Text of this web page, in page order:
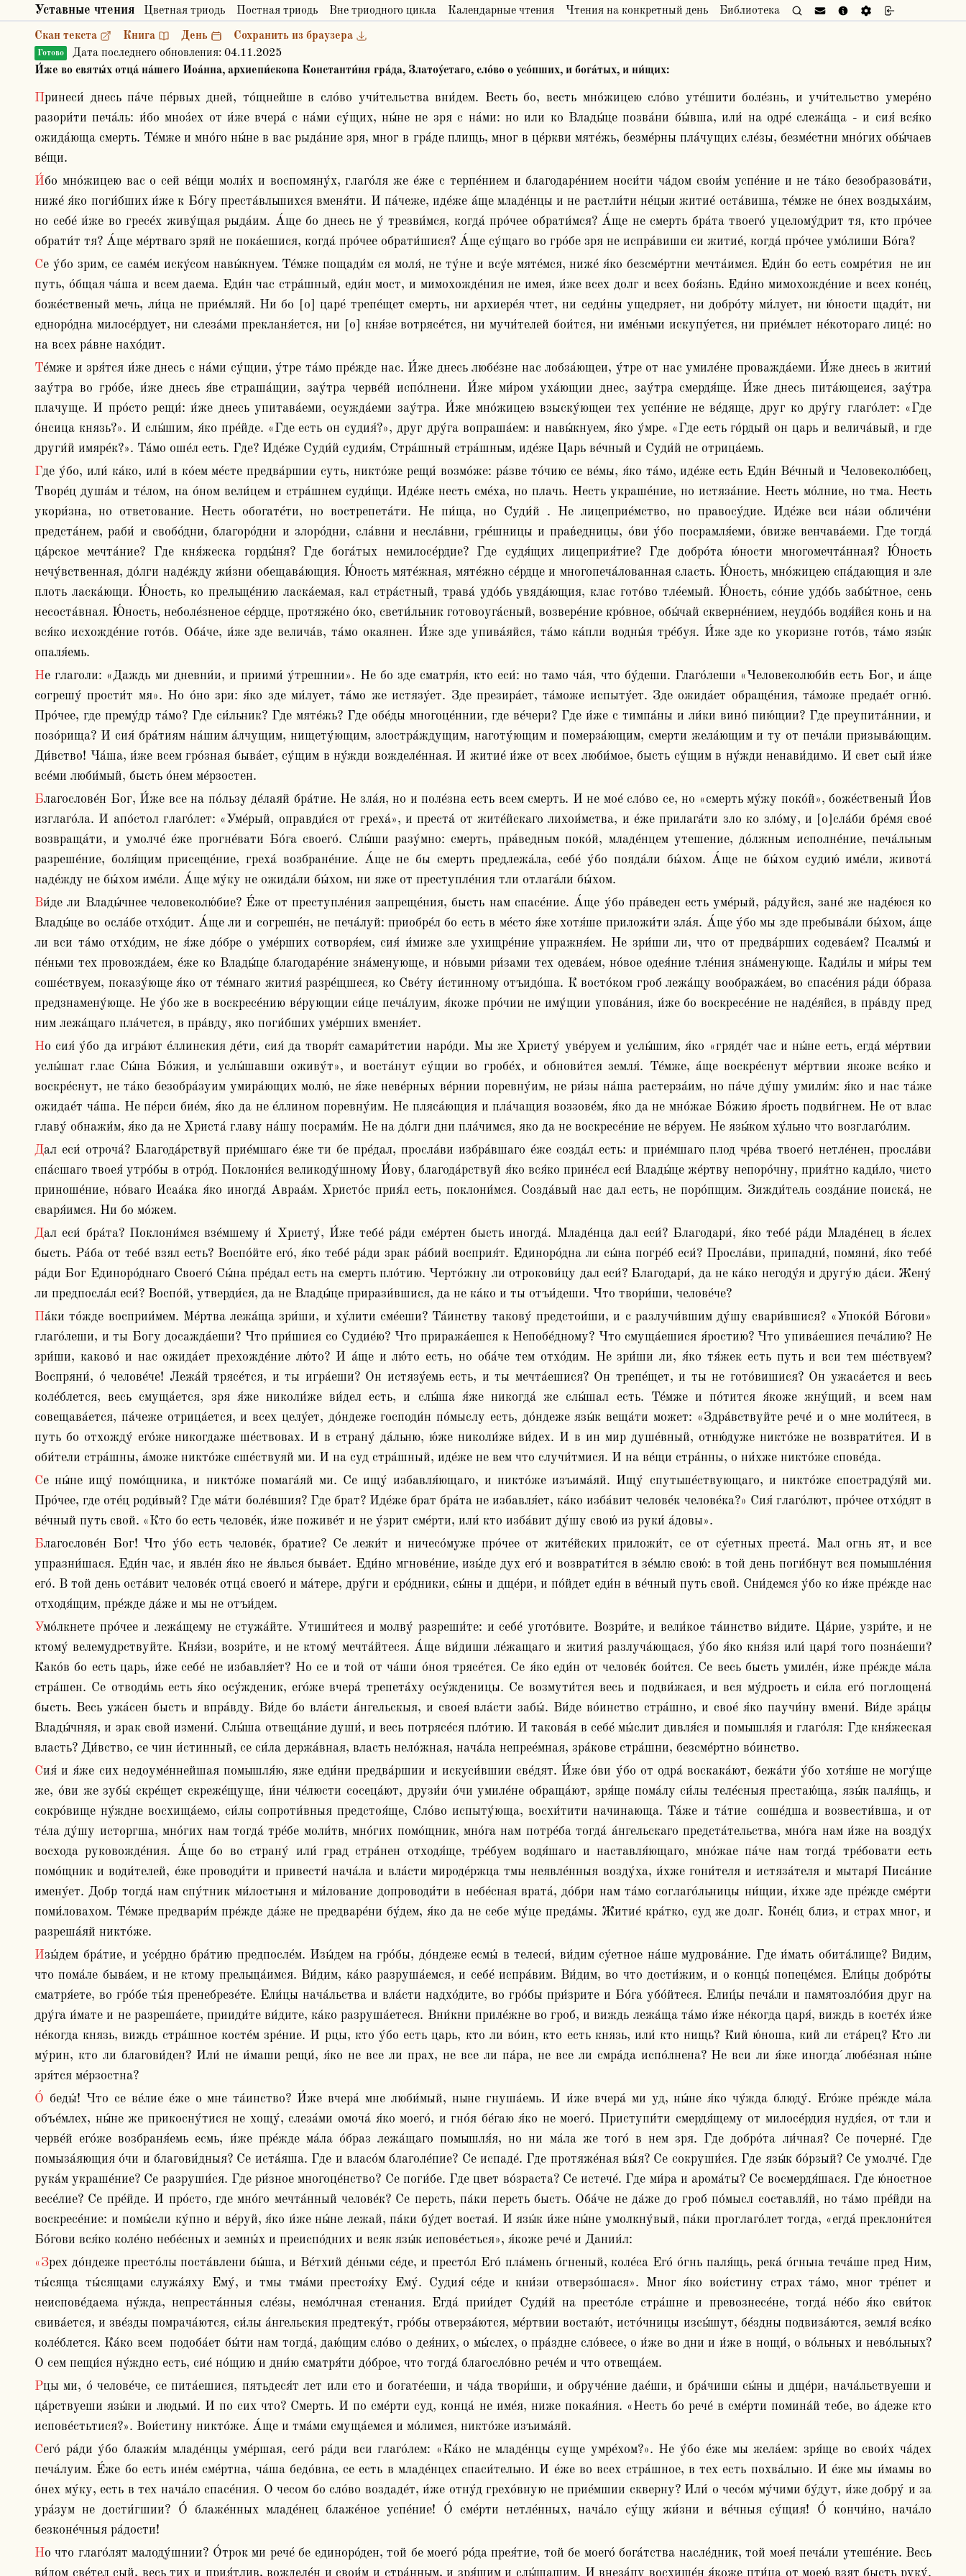
Уставные чтения Цветная триодь Постная триодь Вне триодного цикла Календарные чтения Чтения на конкретный день Библиотека
Скан текста Книга День Сохранить из браузера
Готово Дата последнего обновления: 04.11.2025
И́же во святы́х отца́ на́шего Иоа́нна, архиепи́скопа Константи́ня гра́да, Златоу́стаго, сло́во о усо́пших, и бога́тых, и ни́щих:
Принеси́ днесь па́че пе́рвых дней, то́щнейше в сло́во учи́тельства вни́дем. Весть бо, весть мно́жицею сло́во уте́шити боле́знь, и учи́тельство умере́но
разори́ти печа́ль: и́бо мноз́ех от и́же вчера́ с на́ми су́щих, ны́не не зря с на́ми: но или ко Влады́це позва́ни бы́вша, или́ на одре́ слежа́ща - и сия́ вся́ко
ожида́юща смерть. Те́мже и мно́го ны́не в вас рыда́ние зря, мног в гра́де плищь, мног в це́ркви мяте́жь, безме́рны пла́чущих сле́зы, безме́стни мно́гих обы́чаев
ве́щи.
И́бо мно́жицею вас о сей ве́щи моли́х и воспомяну́х, глаго́ля же е́же с терпе́нием и благодаре́нием носи́ти ча́дом свои́м успе́ние и не та́ко безобразова́ти,
ниже́ я́ко поги́бших и́же к Бо́гу преста́вльшихся вменя́ти. И па́чеже, иде́же а́ще младе́нцы и не растли́ти не́цыи житие́ оста́виша, те́мже не о́нех воздыха́им,
но себе́ и́же во гресе́х живу́щая рыда́им. А́ще бо днесь не у́ трезви́мся, когда́ про́чее обрати́мся? А́ще не смерть бра́та твоего́ уцелому́дрит тя, кто про́чее
обрати́т тя? А́ще ме́ртваго зряй не пока́ешися, когда́ про́чее обрати́шися? А́ще су́щаго во гро́бе зря не испра́виши си житие́, когда́ про́чее умо́лиши Бо́га?
Се у́бо зрим, се саме́м иску́сом навы́кнуем. Те́мже пощади́м ся моля́, не ту́не и всу́е мяте́мся, ниже́ я́ко безсме́ртни мечта́имся. Еди́н бо есть сомре́тия  не ин
путь, о́бщая ча́ша и всем даема. Еди́н час стра́шный, еди́н мост, и мимохожде́ния не имея, и́же всех долг и всех боя́знь. Еди́но мимохожде́ние и всех коне́ц,
боже́ственый мечь, ли́ца не прие́мляй. Ни бо [о] царе́ трепе́щет смерть, ни архиере́я чтет, ни седи́ны ущедряет, ни добро́ту ми́лует, ни ю́ности щади́т, ни
едноро́дна милосе́рдует, ни слеза́ми прекланя́ется, ни [о] кня́зе вотрясе́тся, ни мучи́телей бои́тся, ни име́ньми искупу́ется, ни прие́млет не́котораго лице́: но
на всех ра́вне нахо́дит.
Те́мже и зря́тся и́же днесь с на́ми су́щии, у́тре та́мо пре́жде нас. И́же днесь любе́зне нас лобза́ющеи, у́тре от нас умиле́не проважда́еми. И́же днесь в житии́
зау́тра во гро́бе, и́же днесь я́ве страша́щии, зау́тра черве́й испо́лнени. И́же ми́ром уха́ющии днес, зау́тра смердя́ще. И́же днесь пита́ющеися, зау́тра
плачуще. И про́сто рещи́: и́же днесь упитава́еми, осужда́еми зау́тра. И́же мно́жицею взыску́ющеи тех успе́ние не ве́дяще, друг ко дру́гу глаго́лет: «Где
о́нсица князь?». И слы́шим, я́ко пре́йде. «Где есть он судия́?», друг дру́га вопраша́ем: и навы́кнуем, я́ко у́мре. «Где есть го́рдый он царь и велича́вый, и где
други́й имяре́к?». Та́мо оше́л есть. Где? Иде́же Cуди́й судия́м, Стра́шный стра́шным, иде́же Царь ве́чный и Суди́й не отрица́емь.
Где у́бо, или́ ка́ко, или́ в ко́ем ме́сте предва́ршии суть, никто́же рещи́ возмо́же: ра́зве то́чию се ве́мы, я́ко та́мо, иде́же есть Еди́н Ве́чный и Человеколю́бец,
Творе́ц душа́м и те́лом, на о́ном вели́цем и стра́шнем суди́щи. Иде́же несть сме́ха, но плачь. Несть украше́ние, но истяза́ние. Несть мо́лние, но тма. Несть
укори́зна, но ответование. Несть обогате́ти, но вострепета́ти. Не пи́ща, но Суди́й . Не лицеприе́мство, но правосу́дие. Иде́же вси на́зи обличе́ни
предста́нем, раби́ и свобо́дни, благоро́дни и злоро́дни, сла́вни и несла́вни, гре́шницы и прав́едницы, о́ви у́бо посрамля́еми, о́виже венчава́еми. Где тогда́
ца́рское мечта́ние? Где кня́жеска горды́ня? Где бога́тых немилосе́рдие? Где судя́щих лицеприя́тие? Где добро́та ю́ности многомечта́нная? Ю́ность
нечу́вственная, до́лги наде́жду жи́зни обещава́ющия. Ю́ность мяте́жная, мяте́жно се́рдце и многопеча́лованная сласть. Ю́ность, мно́жицею спа́дающия и зле
плоть ласка́ющи. Ю́ность, ко прельще́нию ласка́емая, кал стра́стный, трава́ удо́бь увяда́ющия, клас гото́во тле́емый. Ю́ность, со́ние удо́бь забы́тное, сень
несоста́вная. Ю́ность, неболе́зненое се́рдце, протяже́но о́ко, свети́льник готовоуга́сный, возвере́ние кро́вное, обы́чай скверне́нием, неудо́бь водя́йся конь и на
вся́ко исхожде́ние гото́в. Оба́че, и́же зде велича́в, та́мо окаянен. И́же зде упива́яйся, та́мо ка́пли водны́я тре́буя. И́же зде ко укоризне гото́в, та́мо язы́к
опаля́емь.
Не глаголи: «Даждь ми дневни́и, и приими́ у́трешнии». Не бо зде сматря́я, кто еси́: но тамо ча́я, что бу́деши. Глаго́леши «Человеколюби́в есть Бог, и а́ще
согрешу́ прости́т мя». Но о́но зри: я́ко зде ми́лует, та́мо же истязу́ет. Зде презира́ет, та́може испыту́ет. Зде ожида́ет обраще́ния, та́може предае́т огню́.
Про́чее, где прему́др та́мо? Где си́льник? Где мяте́жь? Где обе́ды многоце́ннии, где ве́чери? Где и́же с тимпа́ны и ли́ки вино́ пию́щии? Где преупита́ннии, и
позо́рища? И сия́ бра́тиям на́шим а́лчущим, нищету́ющим, злостра́ждущим, наготу́ющим и померза́ющим, смерти жела́ющим и ту от печа́ли призыва́ющим.
Ди́вство! Ча́ша, и́же всем гро́зная быва́ет, су́щим в ну́жди вожделе́нная. И житие́ и́же от всех люби́мое, бысть су́щим в ну́жди ненави́димо. И свет сый и́же
все́ми люби́мый, бысть о́нем ме́рзостен.
Благослове́н Бог, И́же все на по́льзу де́лаяй бра́тие. Не зла́я, но и поле́зна есть всем смерть. И не мое́ сло́во се, но «смерть му́жу поко́й», боже́ственый И́ов
изглаго́ла. И апо́стол глаго́лет: «Уме́рый, оправди́ся от греха́», и преста́ от жите́йскаго лихои́мства, и е́же прилага́ти зло ко зло́му, и [о]сла́би бре́мя свое́
возвраща́ти, и умолче́ е́же прогне́вати Бо́га своего́. Слы́ши разу́мно: смерть, пра́ведным поко́й, младе́нцем утешение, до́лжным исполне́ние, печа́льным
разреше́ние, боля́щим присеще́ние, греха́ возбране́ние. А́ще не бы смерть предлежа́ла, себе́ у́бо пояда́ли бы́хом. А́ще не бы́хом судию́ име́ли, живота́
наде́жду не бы́хом име́ли. А́ще му́ку не ожида́ли бы́хом, ни яже от преступле́ния тли отлага́ли бы́хом.
Ви́де ли Влады́чнее человеколю́бие? Е́же от преступле́ния запреще́ния, бысть нам спасе́ние. А́ще у́бо пра́веден есть уме́рый, ра́дуйся, зане́ же наде́юся ко
Влады́це во осла́бе отхо́дит. А́ще ли и согреше́н, не печа́луй: приобре́л бо есть в ме́сто я́же хотя́ше приложи́ти зла́я. А́ще у́бо мы зде пребыва́ли бы́хом, а́ще
ли вси та́мо отхо́дим, не я́же до́бре о уме́рших сотворя́ем, сия́ и́миже зле ухищре́ние упражня́ем. Не зри́ши ли, что от предва́рших содева́ем? Псалмы́ и
пе́ньми тех провожда́ем, е́же ко Влады́це благодаре́ние зна́менующе, и но́выми ри́зами тех одева́ем, но́вое одея́ние тле́ния зна́менующе. Кади́лы и ми́ры тем
соше́ствуем, показу́юще я́ко от те́мнаго жития́ разре́щшеся, ко Све́ту и́стинному отъидо́ша. К восто́ком гроб лежа́щу вообража́ем, во спасе́ния ра́ди о́браза
предзнамену́юще. Не у́бо же в воскресе́нию ве́рующии си́це печа́луим, я́коже про́чии не иму́щии упова́ния, и́же бо воскресе́ние не наде́яйся, в пра́вду пред
ним лежа́щаго пла́чется, в пра́вду, яко поги́бших уме́рших вменя́ет.
Но сия́ у́бо да игра́ют е́ллинския де́ти, сия́ да творя́т самари́тстии наро́ди. Мы же Христу́ уве́руем и услы́шим, я́ко «гряде́т час и ны́не есть, егда́ ме́ртвии
услы́шат глас Сы́на Бо́жия, и услы́шавши оживу́т», и воста́нут су́щии во гробе́х, и обнови́тся земля́. Те́мже, а́ще воскре́снут ме́ртвии якоже вся́ко и
воскре́снут, не та́ко безобра́зуим умира́ющих молю́, не я́же неве́рных ве́рнии поревну́им, не ри́зы на́ша растерза́им, но па́че ду́шу умили́м: я́ко и нас та́же
ожидае́т ча́ша. Не пе́рси бие́м, я́ко да не е́ллином поревну́им. Не пляса́ющия и пла́чащия воззове́м, я́ко да не мно́жае Бо́жию я́рость подви́гнем. Не от влас
главу́ обнажи́м, я́ко да не Христа́ главу на́шу посрами́м. Не на до́лги дни пла́чимся, яко да не воскресе́ние не ве́руем. Не язы́ком ху́льно что возглаго́лим.
Дал еси́ отроча́? Благода́рствуй прие́мшаго е́же ти бе пре́дал, просла́ви избра́вшаго е́же созда́л есть: и прие́мшаго плод чре́ва твоего́ нетле́нен, просла́ви
спа́сшаго твоея́ утро́бы в отро́д. Поклони́ся великоду́шному И́ову, благода́рствуй я́ко вся́ко прине́сл еси́ Влады́це же́ртву непоро́чну, прия́тно кади́ло, чисто
приноше́ние, но́ваго Исаа́ка я́ко иногда́ Авраа́м. Христо́с прия́л есть, поклони́мся. Созда́вый нас дал есть, не поро́пщим. Зижди́тель созда́ние поиска́, не
сваря́имся. Ни бо мо́жем.
Дал еси́ бра́та? Поклони́мся взе́мшему и́ Христу́, И́же тебе́ ра́ди сме́ртен бысть иногда́. Младе́нца дал еси́? Благодари́, я́ко тебе́ ра́ди Младе́нец в я́слех
бысть. Ра́ба от тебе́ взял есть? Воспо́йте его́, я́ко тебе́ ра́ди зрак ра́бий восприя́т. Единоро́дна ли сы́на погре́б еси́? Просла́ви, припадни́, помяни́, я́ко тебе́
ра́ди Бог Единоро́днаго Своего́ Сы́на пре́дал есть на смерть пло́тию. Черто́жну ли отрокови́цу дал еси́? Благодари́, да не ка́ко негоду́я и другу́ю да́си. Жену́
ли предпосла́л еси́? Воспо́й, утверди́ся, да не Влады́це прирази́вшися, да не ка́ко и ты отъи́деши. Что твори́ши, челове́че?
Па́ки то́жде восприи́мем. Ме́ртва лежа́ща зри́ши, и ху́лити сме́еши? Та́инству такову́ предстои́ши, и с разлучи́вшим ду́шу свари́вшися? «Упоко́й Бо́гови»
глаго́леши, и ты Богу досажда́еши? Что при́шися со Судие́ю? Что приража́ешся к Непобе́дному? Что смуща́ешися я́ростию? Что упива́ешися печа́лию? Не
зри́ши, каково́ и нас ожида́ет прехожде́ние лю́то? И а́ще и лю́то есть, но оба́че тем отхо́дим. Не зри́ши ли, я́ко тя́жек есть путь и вси тем ше́ствуем?
Воспряни́, о́ челове́че! Лежа́й трясе́тся, и ты игра́еши? Он истязу́емь есть, и ты мечта́ешися? Он трепе́щет, и ты не гото́вишися? Он ужаса́ется и весь
коле́блется, весь смуща́ется, зря я́же николи́же ви́дел есть, и слы́ша я́же никогда́ же слы́шал есть. Те́мже и по́тится я́коже жну́щий, и всем нам
совещава́ется, па́чеже отрица́ется, и всех целу́ет, до́ндеже господи́н по́мыслу есть, до́ндеже язы́к веща́ти может: «Здра́вствуйте рече́ и о мне моли́теся, в
путь бо отхожду́ его́же никогдаже ше́ствовах. И в страну́ да́льню, ю́же николи́же ви́дех. И в ин мир душе́вный, отню́дуже никто́же не возврати́тся. И в
оби́тели стра́шны, а́може никто́же сше́ствуяй ми. И на суд стра́шный, иде́же не вем что случи́тмися. И на ве́щи стра́нны, о ни́хже никто́же спове́да.
Се ны́не ищу́ помо́щника, и никто́же помага́яй ми. Се ищу́ избавля́ющаго, и никто́же изъима́яй. Ищу́ спутьше́ствующаго, и никто́же спостраду́яй ми.
Про́чее, где оте́ц роди́вый? Где ма́ти боле́вшия? Где брат? Иде́же брат бра́та не избавля́ет, ка́ко изба́вит челове́к челове́ка?» Сия́ глаго́лют, про́чее отхо́дят в
ве́чный путь свой. «Кто бо есть челове́к, и́же поживе́т и не у́зрит сме́рти, или́ кто изба́вит ду́шу свою́ из руки́ а́довы».
Благослове́н Бог! Что у́бо есть челове́к, братие? Се лежи́т и ничесо́муже про́чее от жите́йских приложи́т, се от су́етных преста́. Мал огнь ят, и все
упразни́шася. Еди́н час, и явле́н я́ко не я́влься быва́ет. Еди́но мгнове́ние, изы́де дух его́ и возврати́тся в зе́млю свою́: в той день поги́бнут вся помышле́ния
его́. В той день оста́вит челове́к отца́ своего́ и ма́тере, дру́ги и сро́дники, сы́ны и дще́ри, и по́йдет еди́н в ве́чный путь свой. Сни́демся у́бо ко и́же пре́жде нас
отходя́щим, пре́жде да́же и мы не отъи́дем.
Умо́лкнете про́чее и лежа́щему не стужа́йте. Утиши́теся и молву́ разреши́те: и себе́ угото́вите. Возри́те, и вели́кое та́инство ви́дите. Ца́рие, узри́те, и не
ктому́ велемудрствуйте. Кня́зи, возри́те, и не ктому́ мечта́йтеся. А́ще ви́диши ле́жащаго и жития́ разлуча́ющася, у́бо я́ко кня́зя или́ царя́ того позна́еши?
Како́в бо есть царь, и́же себе́ не избавля́ет? Но се и той от ча́ши о́ноя трясе́тся. Се я́ко еди́н от челове́к бои́тся. Се весь бысть умиле́н, и́же пре́жде ма́ла
стра́шен. Се отводи́мь есть я́ко осу́жденик, его́же вчера́ трепета́ху осу́жденицы. Се возмути́тся весь и подви́жася, и вся му́дрость и си́ла его́ поглощена́
бысть. Весь ужа́сен бысть и впра́вду. Ви́де бо вла́сти а́нгельскыя, и своея́ вла́сти забы́. Ви́де во́инство стра́шно, и свое́ я́ко паучи́ну вмени́. Ви́де зра́цы
Влады́чняя, и зрак свой измени́. Слы́ша отвеща́ние души́, и весь потрясе́ся пло́тию. И такова́я в себе́ мы́слит дивля́ся и помышля́я и глаго́ля: Где кня́жеская
власть? Ди́вство, се чин и́стинный, се си́ла держа́вная, власть нело́жная, нача́ла непрее́мная, зра́кове стра́шни, безсме́ртно во́инство.
Сия́ и я́же сих недоуме́ннейшая помышля́ю, яже еди́ни предва́ршии и искуси́вшии све́дят. И́же о́ви у́бо от одра́ воскака́ют, бежа́ти у́бо хотя́ше не могу́ще
же, о́ви же зубы́ скре́щет скреже́щуще, и́ни че́люсти сосеца́ют, друзи́и о́чи умиле́не обраща́ют, зря́ще пома́лу си́лы теле́сныя престаю́ща, язы́к паля́щь, и
сокро́вище ну́ждне восхища́емо, си́лы сопроти́вныя предстоя́ще, Сло́во испыту́юща, восхи́тити начинающа. Та́же и та́тие  соше́дша и возвести́вша, и от
те́ла ду́шу исторгша, мно́гих нам тогда́ тре́бе моли́тв, мно́гих помо́щник, мно́га нам потре́ба тогда́ а́нгельскаго предста́тельства, мно́га нам и́же на возду́х
восхода руковожде́ния. А́ще бо во страну́ или́ град стра́нен отходя́ще, тре́буем водя́шаго и наставля́ющаго, мно́жае па́че нам тогда́ тре́бовати есть
помо́щник и води́телей, е́же проводи́ти и привести́ нача́ла и вла́сти мироде́ржца тмы неявле́нныя возду́ха, и́хже гони́теля и истяза́теля и мытаря́ Писа́ние
имену́ет. Добр тогда́ нам спу́тник ми́лостыня и ми́лование допроводи́ти в небе́сная врата́, до́бри нам та́мо соглаго́льницы ни́щии, и́хже зде пре́жде сме́рти
поми́ловахом. Те́мже предвари́м пре́жде да́же не предваре́ни бу́дем, я́ко да не себе му́це преда́мы. Житие́ кра́тко, суд же долг. Коне́ц близ, и страх мног, и
разреша́яй никто́же.
Изы́дем бра́тие, и усе́рдно бра́тию предпосле́м. Изы́дем на гро́бы, до́ндеже есмы́ в телеси́, ви́дим су́етное на́ше мудрова́ние. Где и́мать обита́лище? Видим,
что пома́ле быва́ем, и не ктому прельща́имся. Ви́дим, ка́ко разруша́емся, и себе́ испра́вим. Ви́дим, во что дости́жим, и о концы́ попеце́мся. Ели́цы добро́ты
сматря́ете, во гро́бе ты́я пренебрезе́те. Ели́цы нача́льства и вла́сти надхо́дите, во гро́бы при́зрите и Бо́га убо́йтеся. Елиц́ы печа́ли и памятозло́бия друг на
дру́га и́мате и не разреша́ете, прииди́те ви́дите, ка́ко разруша́етеся. Вни́кни приле́жне во гроб, и виждь лежа́ща та́мо и́же не́когда царя́, виждь в косте́х и́же
не́когда князь, виждь стра́шное косте́м зре́ние. И рцы, кто у́бо есть царь, кто ли во́ин, кто есть князь, или́ кто нищь? Кий ю́ноша, кий ли ста́рец? Кто ли
му́рин, кто ли благови́ден? Или́ не и́маши рещи́, я́ко не все ли прах, не все ли па́ра, не все ли смра́да испо́лнена? Не вси ли я́же иногда ́любе́зная ны́не
зря́тся ме́рзостна?
О́ беды́! Что се ве́лие е́же о мне та́инство? И́же вчера́ мне люби́мый, ныне гнуша́емь. И и́же вчера́ ми уд, ны́не я́ко чу́жда блюду́. Его́же пре́жде ма́ла
объе́млех, ны́не же прикосну́тися не хощу́, слеза́ми омоча́ я́ко моего́, и гно́я бе́гаю я́ко не моего́. Приступи́ти смердя́щему от милосе́рдия нудя́ся, от тли и
черве́й его́же возбраня́емь есмь, и́же пре́жде ма́ла о́браз лежа́щаго помышля́я, но ни ма́ла же того́ в нем зря. Где добро́та ли́чная? Се почерне́. Где
помыза́яющия о́чи и благови́дныя? Се иста́яша. Где и власо́м благоле́пие? Се испаде́. Где протяже́ная вы́я? Се сокруши́ся. Где язы́к бо́рзый? Се умолче́. Где
рука́м украше́ние? Се разруши́ся. Где ри́зное многоце́нство? Се поги́бе. Где цвет во́зраста? Се истече́. Где ми́ра и арома́ты? Се восмердя́шася. Где ю́ностное
весе́лие? Се пре́йде. И про́сто, где мно́го мечта́нный челове́к? Се персть, па́ки персть бысть. Оба́че не да́же до гроб по́мысл составля́й, но та́мо пре́йди на
воскресе́ние: и помы́сли ку́пно и ве́руй, я́ко и́же ны́не лежай, па́ки бу́дет востая́. И язы́к и́же ны́не умолкну́вый, па́ки проглаго́лет тогда, «егда́ преклони́тся
Бо́гови вся́ко коле́но небе́сных и земны́х и преиспо́дних и всяк язы́к испове́сться», я́коже рече́ и Дании́л:
«Зрех до́ндеже престо́лы поста́влени бы́ша, и Ве́тхий де́ньми се́де, и престо́л Его́ пла́мень о́гненый, коле́са Его́ о́гнь паля́щь, река́ о́гньна теча́ше пред Ним,
ты́сяща ты́сящами служа́яху Ему́, и тмы тма́ми престоя́ху Ему́. Судия́ се́де и кни́зи отверзо́шася». Мног я́ко вои́стину страх та́мо, мног тре́пет и
неиспове́даема ну́жда, непреста́нныя сле́зы, немо́лчная стенания. Егда́ прии́дет Суди́й на престо́ле стра́шне и превознесе́не, тогда́ не́бо я́ко сви́ток
свива́ется, и зве́зды помрача́ются, си́лы а́нгельския предтеку́т, гро́бы отверза́ются, ме́ртвии востаю́т, исто́чницы изсы́шут, бе́здны подвиза́ются, земля́ вся́ко
коле́блется. Ка́ко всем  подоба́ет бы́ти нам тогда́, даю́щим сло́во о дея́них, о мы́слех, о пра́здне сло́весе, о и́же во дни и и́же в нощи́, о во́льных и нево́льных?
О сем пещи́ся ну́ждно есть, сие́ но́щию и дни́ю сматря́ти до́брое, что тогда́ благосло́вно рече́м и что отвеща́ем.
Рцы ми, о́ челове́че, се пита́ешися, пятьдеся́т лет или сто и богате́еши, и ча́да твори́ши, и обруче́ние дае́ши, и бра́чиши сы́ны и дще́ри, нача́льствуеши и
ца́рствуеши язы́ки и людьми́. И по сих что? Смерть. И по сме́рти суд, конца́ не име́я, ниже покая́ния. «Несть бо рече́ в сме́рти помина́й тебе, во а́деже кто
испове́стьтися?». Вои́стину никто́же. А́ще и тма́ми смуща́емся и мо́лимся, никто́же изъима́яй.
Сего́ ра́ди у́бо блажи́м младе́нцы уме́ршая, сего́ ра́ди вси глаго́лем: «Ка́ко не младе́нцы суще умре́хом?». Не у́бо е́же мы жела́ем: зря́ще во свои́х ча́дех
печа́луим. Е́же бо есть ине́м сме́ртна, ча́ша бедо́вна, се есть в младе́нцех спаси́тельно. И е́же во всех стра́шное, в тех есть похва́льно. И е́же мы и́мамы во
о́нех му́ку, есть в тех нача́ло спасе́ния. О чесом бо сло́во воздаде́т, и́же отну́д грехо́вную не прие́мшии скверну? Или́ о чесо́м му́чими бу́дут, и́же добру́ и за
ура́зум не дости́гшии? О́ блаже́нных младе́нец блаже́ное успе́ние! О́ сме́рти нетле́нных, нача́ло су́щу жи́зни и ве́чныя су́щия! О́ кончи́но, нача́ло
безконе́чныя ра́дости!
Но что глаго́лят малоду́шнии? О́трок ми рече́ бе единоро́ден, той бе моего́ ро́да прея́тие, той бе моего́ бога́тства насле́дник, той моея́ печа́ли утеше́ние. Весь
ви́дом све́тел сый, весь тих и прия́тлив, вожделе́н и свои́м и стра́нным, и зря́щим и слы́шащим. И внеза́пу восхище́н я́коже пти́ца от моею́ взят бысть руку́.